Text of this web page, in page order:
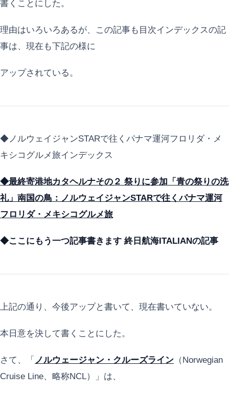
書くことにした。
理由はいろいろあるが、この記事も目次インデックスの記
事は、現在も下記の様に
アップされている。
◆ノルウェイジャンSTARで往くパナマ運河フロリダ・メ
キシコグルメ旅インデックス
◆最終寄港地カタヘルナその２ 祭りに参加「青の祭りの洗
礼」南国の鳥：ノルウェイジャンSTARで往くパナマ運河
フロリダ・メキシコグルメ旅
◆ここにもう一つ記事書きます 終日航海ITALIANの記事
上記の通り、今後アップと書いて、現在書いていない。
本日意を決して書くことにした。
さて、「 ノルウェージャン・クルーズライン （Norwegian
Cruise Line、略称NCL）」は、